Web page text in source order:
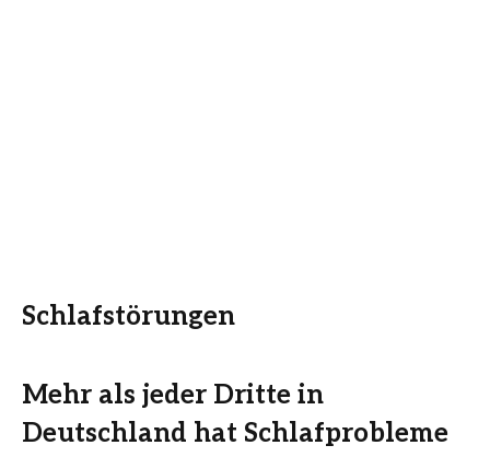
Schlafstörungen
Mehr als jeder Dritte in
Deutschland hat Schlafprobleme